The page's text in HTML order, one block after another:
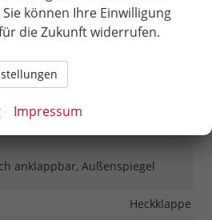
LED-Scheinwerfer,
Zentralverriegelung (Keyless Go)
anklappbar, Außenspiegel
Heckklappe
können Ihre Einwilligung
die Zukunft widerrufen.
Impressum